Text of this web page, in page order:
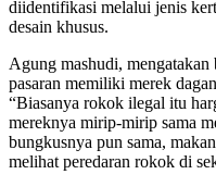
diidentifikasi melalui jenis
desain khusus.
Agung mashudi,
pasaran memiliki merek
“Biasanya rokok ilegal itu
mereknya mirip-mirip sama
bungkusnya pun sama,
melihat peredaran rokok di